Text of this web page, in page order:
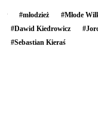
#młodzież #Młode
#Dawid Kiedrowicz #
#Sebastian Kieraś